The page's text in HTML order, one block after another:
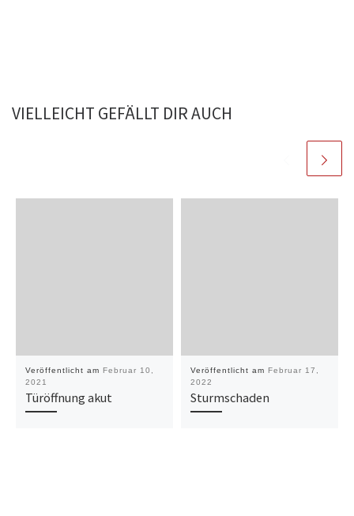
VIELLEICHT GEFÄLLT DIR AUCH
Veröffentlicht am Februar 10,
2021
Türöffnung akut
Veröffentlicht am Februar 17,
2022
Sturmschaden